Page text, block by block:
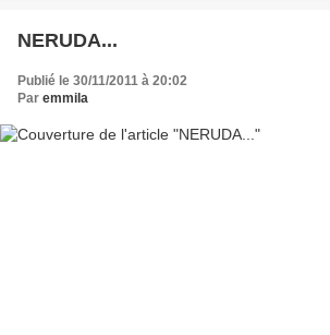
NERUDA...
Publié le 30/11/2011 à 20:02
Par emmila